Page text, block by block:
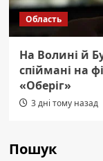
Область
На Волині й
спіймані на
«Оберіг»
3 дні тому назад
Пошук